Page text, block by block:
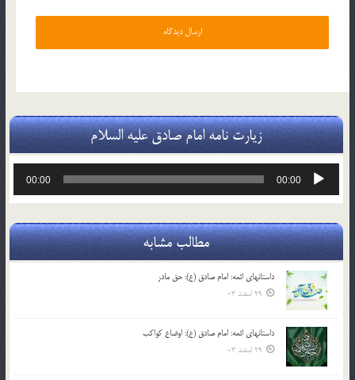
زیارت نامه امام صادق علیه السلام
پخش‌کننده
00:00
00:00
مطالب مشابه
داستانهای ائمه: امام صادق (ع): حق مادر
29 اسفند 03
داستانهای ائمه: امام صادق (ع): اوضاع کواکب
29 اسفند 03